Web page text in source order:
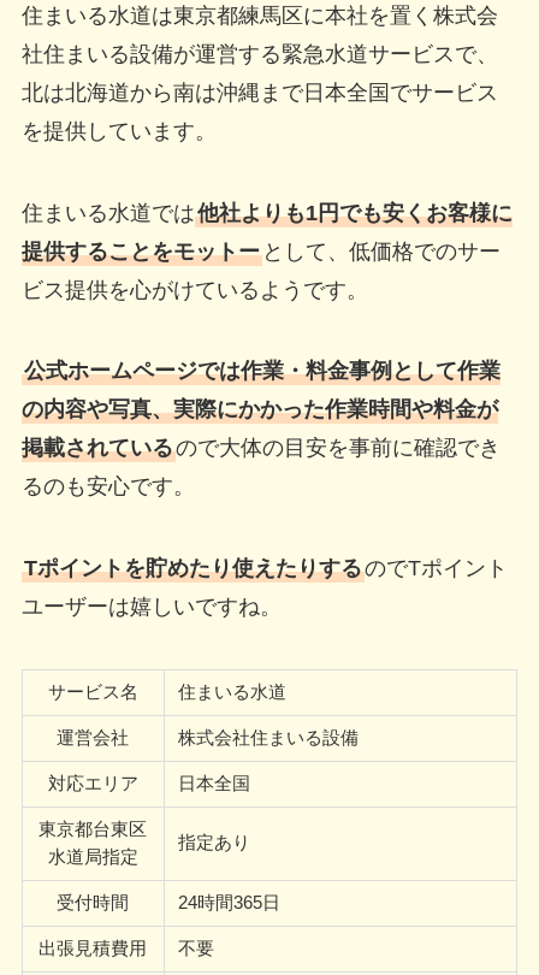
住まいる水道は東京都練馬区に本社を置く株式会
社住まいる設備が運営する緊急水道サービスで、
北は北海道から南は沖縄まで日本全国でサービス
を提供しています。
住まいる水道では他社よりも1円でも安くお客様に
提供することをモットーとして、低価格でのサー
ビス提供を心がけているようです。
公式ホームページでは作業・料金事例として作業
の内容や写真、実際にかかった作業時間や料金が
掲載されているので大体の目安を事前に確認でき
るのも安心です。
Tポイントを貯めたり使えたりするのでTポイント
ユーザーは嬉しいですね。
サービス名 住まいる水道
運営会社 株式会社住まいる設備
対応エリア 日本全国
東京都台東区
水道局指定
指定あり
受付時間 24時間365日
出張見積費用 不要